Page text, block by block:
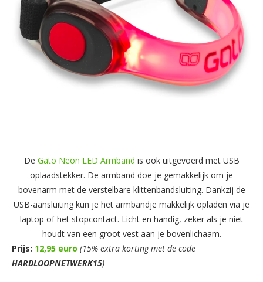
De Gato Neon LED Armband is ook uitgevoerd met USB
oplaadstekker. De armband doe je gemakkelijk om je
bovenarm met de verstelbare klittenbandsluiting. Dankzij de
USB-aansluiting kun je het armbandje makkelijk opladen via je
laptop of het stopcontact. Licht en handig, zeker als je niet
houdt van een groot vest aan je bovenlichaam.
Prijs: 12,95 euro (15% extra korting met de code
HARDLOOPNETWERK15)